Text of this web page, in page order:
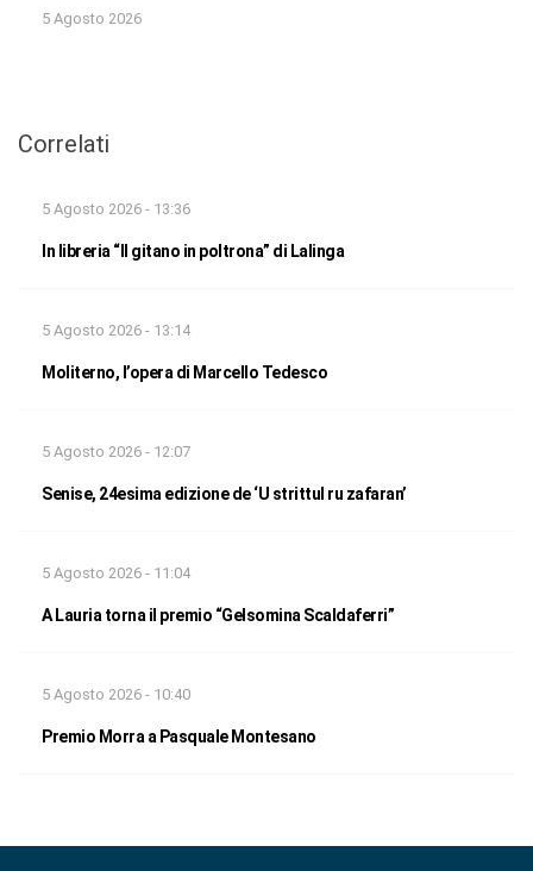
5 Agosto 2026
Correlati
5 Agosto 2026 - 13:36
In libreria “Il gitano in poltrona” di Lalinga
5 Agosto 2026 - 13:14
Moliterno, l’opera di Marcello Tedesco
5 Agosto 2026 - 12:07
Senise, 24esima edizione de ‘U strittul ru zafaran’
5 Agosto 2026 - 11:04
A Lauria torna il premio “Gelsomina Scaldaferri”
5 Agosto 2026 - 10:40
Premio Morra a Pasquale Montesano